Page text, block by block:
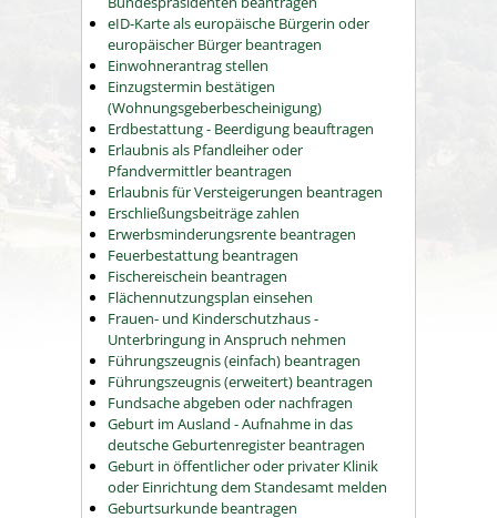
eID-Karte als europäische Bürgerin oder
europäischer Bürger beantragen
Einwohnerantrag stellen
Einzugstermin bestätigen
(Wohnungsgeberbescheinigung)
Erdbestattung - Beerdigung beauftragen
Erlaubnis als Pfandleiher oder
Pfandvermittler beantragen
Erlaubnis für Versteigerungen beantragen
Erschließungsbeiträge zahlen
Erwerbsminderungsrente beantragen
Feuerbestattung beantragen
Fischereischein beantragen
Flächennutzungsplan einsehen
Frauen- und Kinderschutzhaus -
Unterbringung in Anspruch nehmen
Führungszeugnis (einfach) beantragen
Führungszeugnis (erweitert) beantragen
Fundsache abgeben oder nachfragen
Geburt im Ausland - Aufnahme in das
deutsche Geburtenregister beantragen
Geburt in öffentlicher oder privater Klinik
oder Einrichtung dem Standesamt melden
Geburtsurkunde beantragen